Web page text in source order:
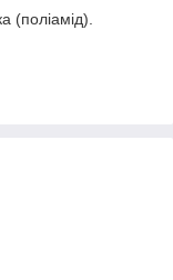
(поліамід).